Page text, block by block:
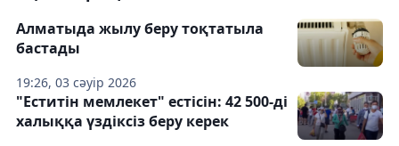
19:26, 03 сәуір 2026
Алматыда жылу беру тоқтатыла
бастады
"Еститін мемлекет" естісін: 42 500-ді
халыққа үздіксіз беру керек